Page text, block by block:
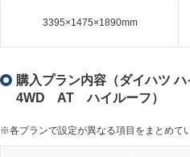
3395×1475×1890mm
購入プラン内容（ダイハツ
4WD AT ハイルーフ）
※各プランで設定が異なる項目をまとめて